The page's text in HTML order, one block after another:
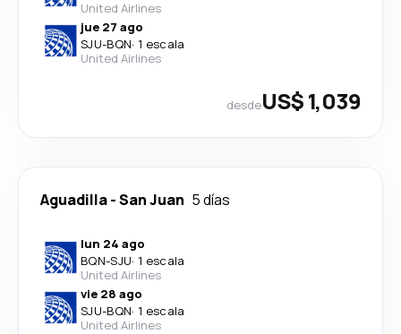
United Airlines
jue 27 ago
SJU-BQN· 1 escala
United Airlines
desdeUS$ 1,039
Aguadilla-San Juan 5 días
lun 24 ago
BQN-SJU· 1 escala
United Airlines
vie 28 ago
SJU-BQN· 1 escala
United Airlines